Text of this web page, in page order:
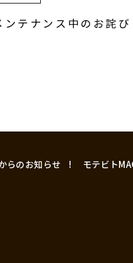
テナンス中のお詫び
らのお知らせ モテビト